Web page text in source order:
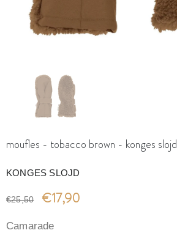
moufles - tobacco brown - konges slojd
KONGES SLOJD
€25,50 €17,90
Camarade